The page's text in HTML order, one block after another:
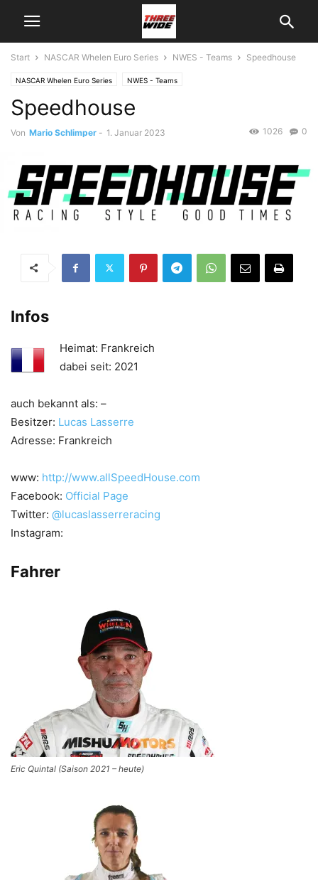
Start NASCAR Whelen Euro Series NWES - Teams Speedhouse
NASCAR Whelen Euro Series NWES - Teams
Speedhouse
Von Mario Schlimper - 1. Januar 2023 0
1026
Infos
Heimat: Frankreich
dabei seit: 2021
auch bekannt als: –
Besitzer: Lucas Lasserre
Adresse: Frankreich
www: http://www.allSpeedHouse.com
Facebook: Official Page
Twitter: @lucaslasserreracing
Instagram:
Fahrer
Eric Quintal (Saison 2021 – heute)